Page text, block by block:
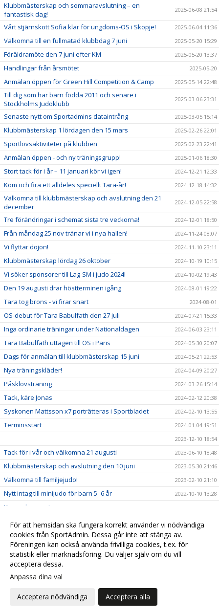
Klubbmästerskap och sommaravslutning – en
fantastisk dag!
2025-06-08 21:54
Vårt stjärnskott Sofia klar för ungdoms-OS i Skopje! 2025-06-04 11:36
Välkomna till en fullmatad klubbdag 7 juni 2025-05-20 15:29
Föräldramöte den 7 juni efter KM 2025-05-20 13:37
Handlingar från årsmötet 2025-05-20
Anmälan öppen för Green Hill Competition & Camp 2025-05-14 22:48
Till dig som har barn födda 2011 och senare i
Stockholms Judoklubb
2025-03-06 23:31
Senaste nytt om Sportadmins dataintrång 2025-03-05 15:14
Klubbmästerskap 1 lördagen den 15 mars 2025-02-26 22:01
Sportlovsaktiviteter på klubben 2025-02-23 22:41
Anmälan öppen - och ny träningsgrupp! 2025-01-06 18:30
Stort tack för i år – 11 januari kör vi igen! 2024-12-21 12:33
Kom och fira ett alldeles speciellt Tara-år! 2024-12-18 14:32
Välkomna till klubbmästerskap och avslutning den 21
december
2024-12-05 22:58
Tre förändringar i schemat sista tre veckorna! 2024-12-01 18:50
Från måndag 25 nov tränar vi i nya hallen! 2024-11-24 08:07
Vi flyttar dojon! 2024-11-10 23:11
Klubbmästerskap lördag 26 oktober 2024-10-19 10:15
Vi söker sponsorer till Lag-SM i judo 2024! 2024-10-02 19:43
Den 19 augusti drar höstterminen igång 2024-08-01 19:22
Tara tog brons - vi firar snart 2024-08-01
OS-debut för Tara Babulfath den 27 juli 2024-07-21 15:33
Inga ordinarie träningar under Nationaldagen 2024-06-03 23:11
Tara Babulfath uttagen till OS i Paris 2024-05-30 20:07
Dags för anmälan till klubbmästerskap 15 juni 2024-05-21 22:53
Nya träningskläder! 2024-04-09 20:27
Påsklovsträning 2024-03-26 15:14
Tack, käre Jonas 2024-02-12 20:38
Syskonen Mattsson x7 porträtteras i Sportbladet 2024-02-10 13:55
Terminsstart
2024-01-04 19:51
2023-12-10 18:54
Tack för i vår och välkomna 21 augusti 2023-06-10 18:48
Klubbmästerskap och avslutning den 10 juni 2023-05-30 21:46
Välkomna till familjejudo! 2023-02-10 21:10
Nytt intag till minijudo för barn 5–6 år 2022-10-10 13:28
Kom och prova!
Några frågor till Alexander Mårlöv 2022-03-11 22:19
Hey, judoka visiting Stockholm? 2022-02-28 17:04
SHOP MED KLUBBKLÄDER! 2021-05-06 11:37
inställningar
Webbversion
För att hemsidan ska fungera korrekt använder vi nödvändiga
cookies från SportAdmin. Dessa går inte att stänga av.
Föreningen kan också använda frivilliga cookies, t.ex. för
statistik eller marknadsföring. Du väljer själv om du vill
acceptera dessa.
Anpassa dina val
Acceptera nödvändiga Acceptera alla